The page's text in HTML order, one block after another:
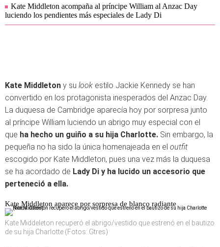
Kate Middleton acompaña al príncipe William al Anzac Day
luciendo los pendientes más especiales de Lady Di
Kate Middleton y su look estilo Jackie Kennedy se han
convertido en los protagonista inesperados del Anzac Day.
La duquesa de Cambridge aparecía hoy por sorpresa junto
al príncipe William luciendo un abrigo muy especial con el
que ha hecho un guiño a su hija Charlotte. Sin embargo, la
pequeña no ha sido la única homenajeada en el outfit
escogido por Kate Middleton, pues una vez más la duquesa
se ha acordado de Lady Di y ha lucido un accesorio que
perteneció a ella.
Kate Middleton aparece por sorpresa de blanco radiante
Kate Middeleton recuperó el abrigo/vestido que estrenó en el bautizo
de su hija Charlotte (Fotos: Gtres)